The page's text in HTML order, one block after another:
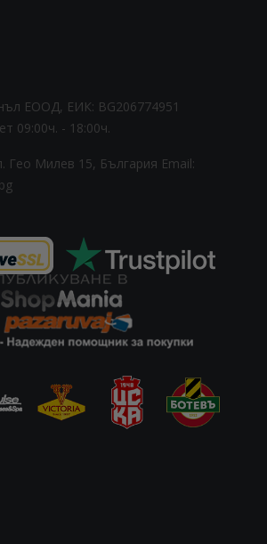
ЕООД, ЕИК: BG206774951
09:00ч. - 18:00ч.
Гео Милев 15, България Email: